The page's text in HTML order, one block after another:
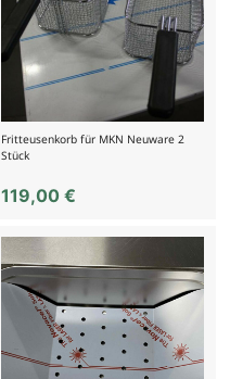
Fritteusenkorb für MKN Neuware 2
Stück
119,00€